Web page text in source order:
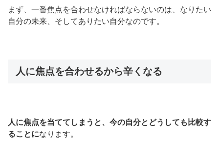
まず、一番焦点を合わせなければならないのは、なりたい
自分の未来、そしてありたい自分なのです。
人に焦点を合わせるから辛くなる
人に焦点を当ててしまうと、今の自分とどうしても比較す
ることになります。